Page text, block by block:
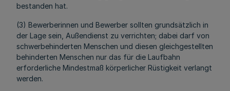
bestanden hat.
(3) Bewerberinnen und Bewerber sollten grundsätzlich in
der Lage sein, Außendienst zu verrichten; dabei darf von
schwerbehinderten Menschen und diesen gleichgestellten
behinderten Menschen nur das für die Laufbahn
erforderliche Mindestmaß körperlicher Rüstigkeit verlangt
werden.